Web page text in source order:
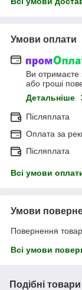
Умови оплати
Ви отримаєте
або гроші
Детальніше
Післяплата
Оплата за
Післяплата
Всі умови
Умови
Повернення
Всі умови
Подібні